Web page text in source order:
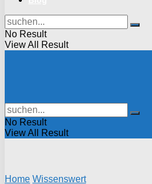
No Result
View All Result
No Result
View All Result
Home Wissenswert